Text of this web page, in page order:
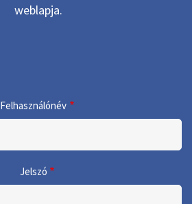
weblapja.
Felhasználónév
Jelszó